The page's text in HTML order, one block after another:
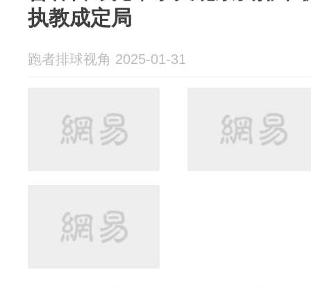
执教成定局
跑者排球视角 2025-01-31